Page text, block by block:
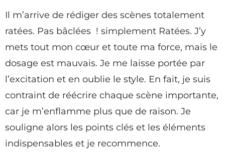
Il m’arrive de rédiger des scènes totalement
ratées. Pas bâclées ! simplement Ratées. J’y
mets tout mon cœur et toute ma force, mais le
dosage est mauvais. Je me laisse portée par
l’excitation et en oublie le style. En fait, je suis
contraint de réécrire chaque scène importante,
car je m’enflamme plus que de raison. Je
souligne alors les points clés et les éléments
indispensables et je recommence.